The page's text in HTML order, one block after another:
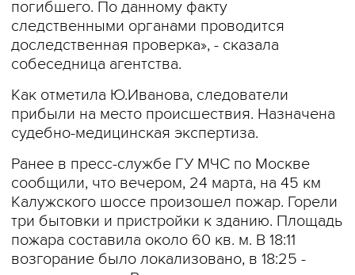
погибшего. По данному факту
следственными органами проводится
доследственная проверка», - сказала
собеседница агентства.
Как отметила Ю.Иванова, следователи
прибыли на место происшествия. Назначена
судебно-медицинская экспертиза.
Ранее в пресс-службе ГУ МЧС по Москве
сообщили, что вечером, 24 марта, на 45 км
Калужского шоссе произошел пожар. Горели
три бытовки и пристройки к зданию. Площадь
пожара составила около 60 кв. м. В 18:11
возгорание было локализовано, в 18:25 -